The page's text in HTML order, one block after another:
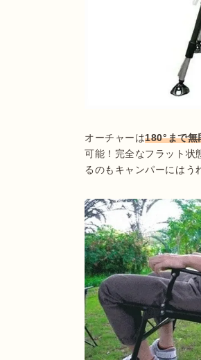
オーチャーは180°まで無
可能！完全なフラット状
るのもキャンパーにはう